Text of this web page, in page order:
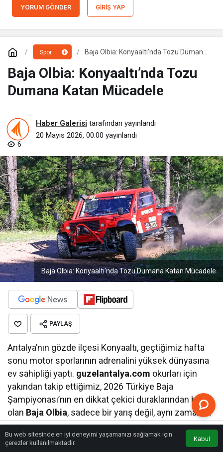
YORUM GÖNDER GIRIŞ YAP
Spor
Baja Olbia: Konyaaltı’nda Tozu Dumana
Baja Olbia: Konyaaltı’nda Tozu
Dumana Katan Mücadele
Haber Galerisi tarafından yayınlandı
20 Mayıs 2026, 00:00 yayınlandı
6
Baja Olbia: Konyaaltı’nda Tozu Dumana Katan Mücadele
PAYLAŞ
Antalya’nın gözde ilçesi Konyaaltı, geçtiğimiz hafta
sonu motor sporlarının adrenalini yüksek dünyasına
ev sahipliği yaptı. guzelantalya.com okurları için
yakından takip ettiğimiz, 2026 Türkiye Baja
Şampiyonası’nın en dikkat çekici duraklarından biri
olan Baja Olbia, sadece bir yarış değil, aynı zamanda
bölgenin doğası ve motor sporları tutkusunun
mükemmel bir birleşimi olarak hafızalara kazındı.
Bu web sitesinde en iyi deneyimi yaşamanızı sağlamak için
çerezler kullanılmaktadır.
Kabul
Anasayfa Trafik